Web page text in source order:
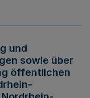
und
sowie über
öffentlichen